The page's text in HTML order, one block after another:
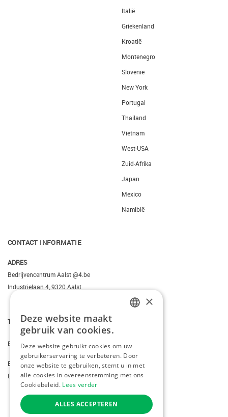
Italië
Griekenland
Kroatië
Montenegro
Slovenië
New York
Portugal
Thailand
Vietnam
West-USA
Zuid-Afrika
Japan
Mexico
Namibië
CONTACT INFORMATIE
ADRES
Bedrijvencentrum Aalst @4.be
Industrielaan 4, 9320 Aalst
T. +3223095206
E. info@kiddotravel.be
BTW
BE 0685795740
ENGLISH
×
Deze website maakt
gebruik van cookies.
Deze website gebruikt cookies om uw
gebruikerservaring te verbeteren. Door
onze website te gebruiken, stemt u in met
alle cookies in overeenstemming met ons
Cookiebeleid. Lees verder
ALLES ACCEPTEREN